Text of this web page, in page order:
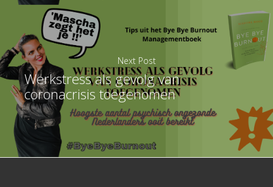
Next Post
Werkstress als gevolg van
coronacrisis toegenomen